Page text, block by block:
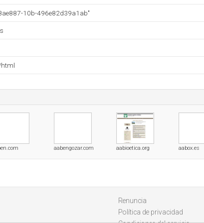
10b-496e82d39a1ab"
aabengozar.com aabioetica.org aabox.es
Renuncia
Política de privacidad